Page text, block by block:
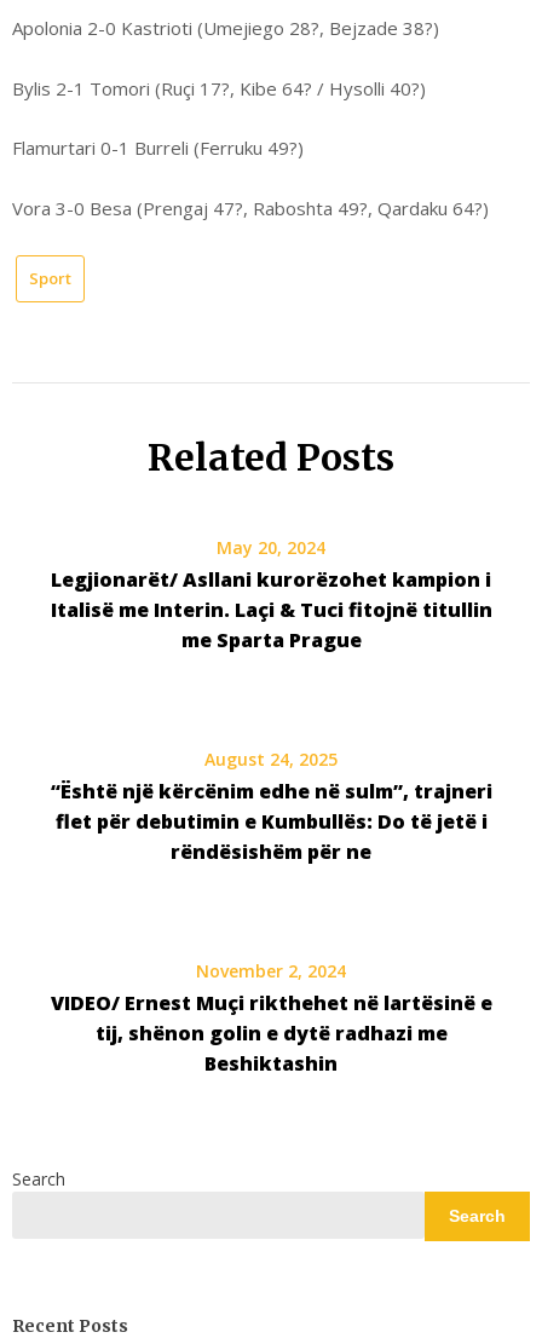
Apolonia 2-0 Kastrioti (Umejiego 28?, Bejzade 38?)
Bylis 2-1 Tomori (Ruçi 17?, Kibe 64? / Hysolli 40?)
Flamurtari 0-1 Burreli (Ferruku 49?)
Vora 3-0 Besa (Prengaj 47?, Raboshta 49?, Qardaku 64?)
Sport
Related Posts
May 20, 2024
Legjionarët/ Asllani kurorëzohet kampion i
Italisë me Interin. Laçi & Tuci fitojnë titullin
me Sparta Prague
August 24, 2025
“Është një kërcënim edhe në sulm”, trajneri
flet për debutimin e Kumbullës: Do të jetë i
rëndësishëm për ne
November 2, 2024
VIDEO/ Ernest Muçi rikthehet në lartësinë e
tij, shënon golin e dytë radhazi me
Beshiktashin
Search
Search
Recent Posts